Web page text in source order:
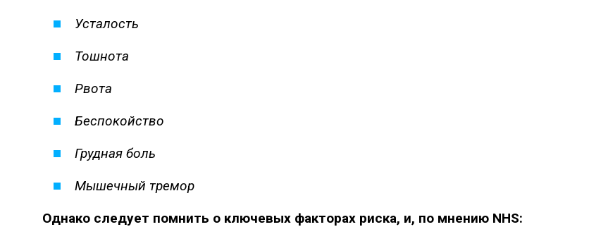
Усталость
Тошнота
Рвота
Беспокойство
Грудная боль
Мышечный тремор
Однако следует помнить о ключевых факторах риска, и, по мнению NHS: